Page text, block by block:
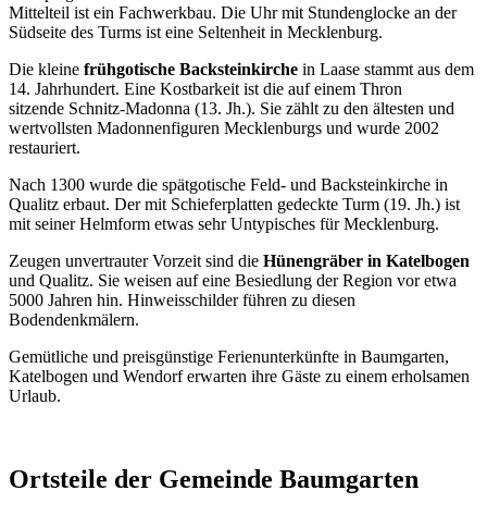
Mittelteil ist ein Fachwerkbau. Die Uhr mit Stundenglocke an der
Südseite des Turms ist eine Seltenheit in Mecklenburg.
Die kleine frühgotische Backsteinkirche in Laase stammt aus dem
14. Jahrhundert. Eine Kostbarkeit ist die auf einem Thron
sitzende Schnitz-Madonna (13. Jh.). Sie zählt zu den ältesten und
wertvollsten Madonnenfiguren Mecklenburgs und wurde 2002
restauriert.
Nach 1300 wurde die spätgotische Feld- und Backsteinkirche in
Qualitz erbaut. Der mit Schieferplatten gedeckte Turm (19. Jh.) ist
mit seiner Helmform etwas sehr Untypisches für Mecklenburg.
Zeugen unvertrauter Vorzeit sind die Hünengräber in Katelbogen
und Qualitz. Sie weisen auf eine Besiedlung der Region vor etwa
5000 Jahren hin. Hinweisschilder führen zu diesen
Bodendenkmälern.
Gemütliche und preisgünstige Ferienunterkünfte in Baumgarten,
Katelbogen und Wendorf erwarten ihre Gäste zu einem erholsamen
Urlaub.
Ortsteile der Gemeinde Baumgarten